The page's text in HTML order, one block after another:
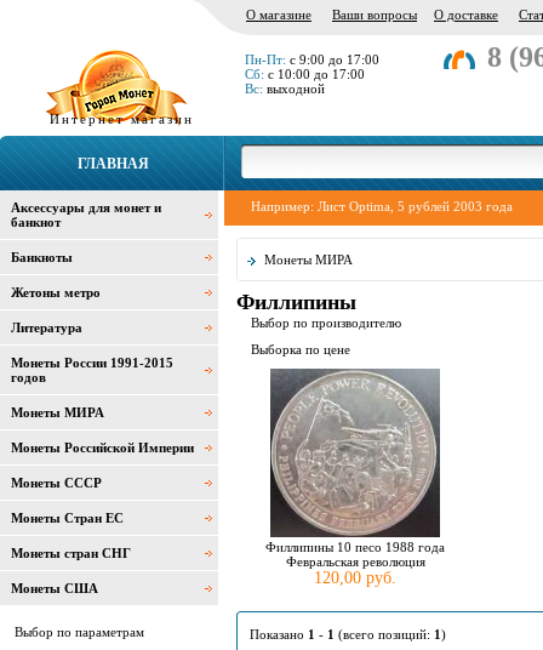
Интернет магазин
8
О магазине Ваши вопросы О доставке
Пн-Пт: с 9:00 до 17:00
Сб: с 10:00 до 17:00
Вс: выходной
ГЛАВНАЯ
Например: Лист Optima 5 рублей 2003 года
Монеты МИРА
Филлипины
Выбор по производителю
Выборка по цене
Филлипины 10 песо 1988 года
Февральская революция
120,00 руб.
Показано 1 - 1 (всего позиций: 1)
Аксессуары для монет и
банкнот
Банкноты
Жетоны метро
Литература
Монеты России 1991-2015
годов
Монеты МИРА
Монеты Российской Империи
Монеты СССР
Монеты Стран ЕС
Монеты стран СНГ
Монеты США
Выбор по параметрам